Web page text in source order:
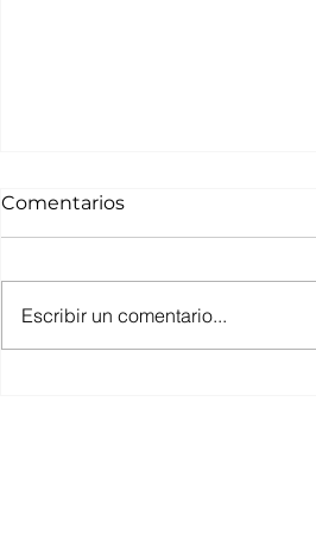
Comentarios
Escribir un comentario...